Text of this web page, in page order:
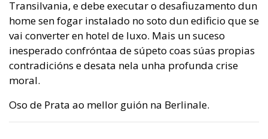
Transilvania, e debe executar o desafiuzamento dun
home sen fogar instalado no soto dun edificio que se
vai converter en hotel de luxo. Mais un suceso
inesperado confróntaa de súpeto coas súas propias
contradicións e desata nela unha profunda crise
moral.
Oso de Prata ao mellor guión na Berlinale.